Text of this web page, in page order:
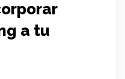
a tu